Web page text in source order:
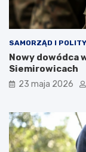
SAMORZĄD I
Nowy dowódca
Siemirowicach
23 maja 2026